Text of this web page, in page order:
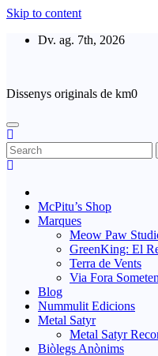
Skip to content
Dv. ag. 7th, 2026
Dissenys originals de km0
McPitu’s Shop
Marques
Meow Paw
GreenKing: El
Terra de Vents
Via Fora
Blog
Nummulit Edicions
Metal Satyr
Metal Satyr
Biòlegs Anònims